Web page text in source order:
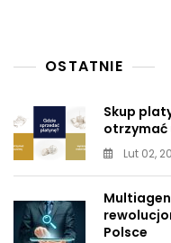
OSTATNIE
Skup
otrzymać
Lut 02,
Polsce